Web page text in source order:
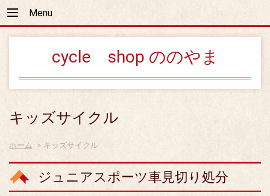
Menu
cycle shop ののやま
キッズサイクル
ホーム » キッズサイクル
ジュニアスポーツ車見切り処分